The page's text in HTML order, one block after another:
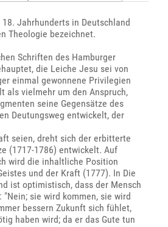
Jahrhunderts in Deutschland
Theologie bezeichnet.
Schriften des Hamburger
die Leiche Jesu sei von
einmal gewonnene Privilegien
als vielmehr um den Anspruch,
seine Gegensätze des
Deutungsweg entwickelt, der
seien, dreht sich der erbitterte
(1717-1786) entwickelt. Auf
wird die inhaltliche Position
und der Kraft (1777). In Die
ist optimistisch, dass der Mensch
sie wird kommen, sie wird
bessern Zukunft sich fühlet,
haben wird; da er das Gute tun